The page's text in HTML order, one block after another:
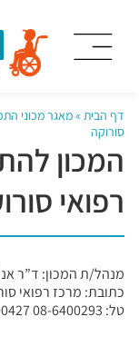
דף הבית »מאגר מכוני
סורוקה
המכון
רפואי
מנהל/ת המכון: ד”ר
כתובת: מרכז רפואי סורוקה, ת.ד.
טל: 08-6400293 08-6400427 פקס: 08-6403264